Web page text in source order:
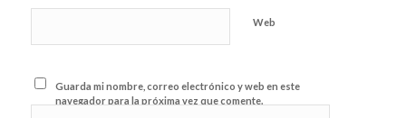
Web
Guarda mi nombre, correo electrónico y web en este
navegador para la próxima vez que comente.